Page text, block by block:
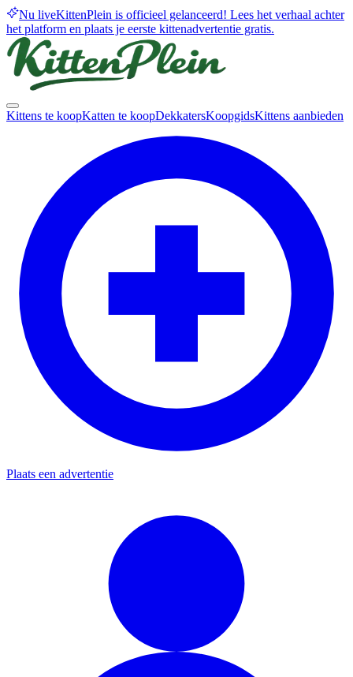
Nu liveKittenPlein is officieel gelanceerd! Lees het verhaal achter
het platform en plaats je eerste kittenadvertentie gratis.
Kittens te koopKatten te koopDekkatersKoopgidsKittens aanbieden
Plaats een advertentie